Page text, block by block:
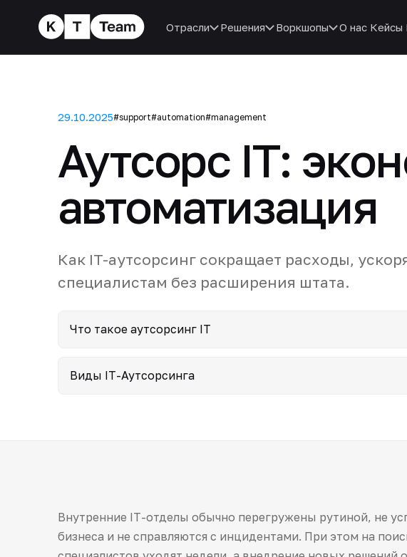
Отрасли Решения Воркшопы О нас Кейсы
29.10.2025#support#automation#management
Аутсорс IT:
автоматизация
Как IT-аутсорсинг сокращает расходы,
специалистам без расширения штата.
Что такое аутсорсинг IT
Виды IT-Аутсорсинга
Внутренние IT-отделы обычно перегружены рутиной, не
бизнеса и не справляются с инцидентами. При этом на